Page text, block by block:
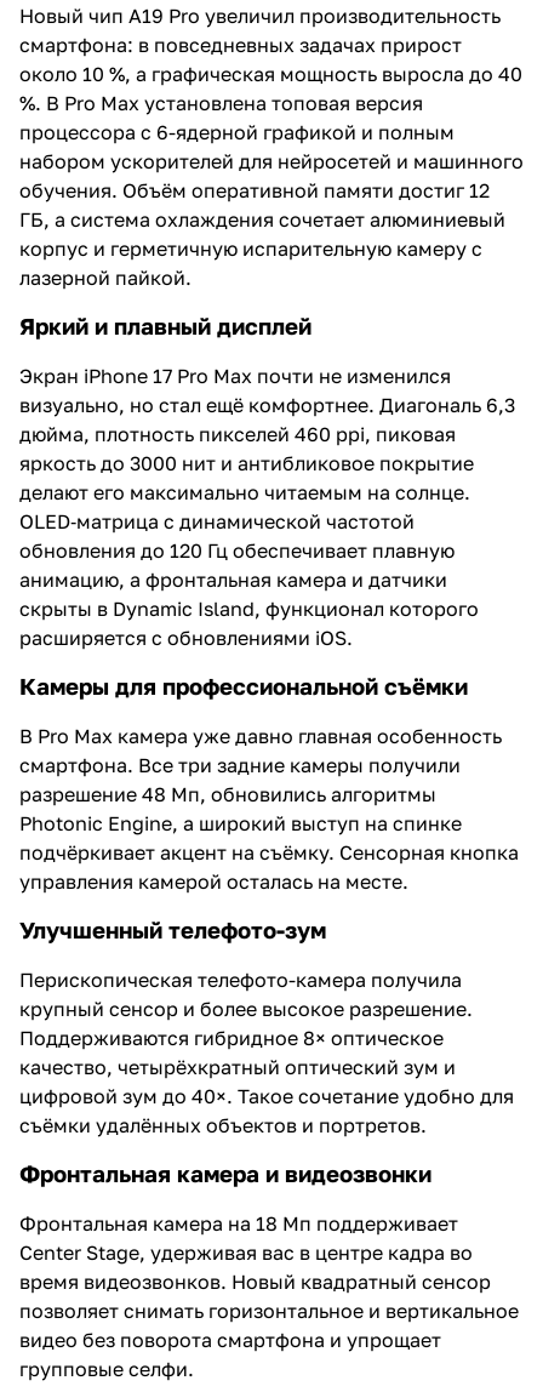
Новый чип A19 Pro увеличил производительность
смартфона: в повседневных задачах прирост
около 10 %, а графическая мощность выросла до 40
%. В Pro Max установлена топовая версия
процессора с 6-ядерной графикой и полным
набором ускорителей для нейросетей и машинного
обучения. Объём оперативной памяти достиг 12
ГБ, а система охлаждения сочетает алюминиевый
корпус и герметичную испарительную камеру с
лазерной пайкой.
Яркий и плавный дисплей
Экран iPhone 17 Pro Max почти не изменился
визуально, но стал ещё комфортнее. Диагональ 6,3
дюйма, плотность пикселей 460 ppi, пиковая
яркость до 3000 нит и антибликовое покрытие
делают его максимально читаемым на солнце.
OLED‑матрица с динамической частотой
обновления до 120 Гц обеспечивает плавную
анимацию, а фронтальная камера и датчики
скрыты в Dynamic Island, функционал которого
расширяется с обновлениями iOS.
Камеры для профессиональной съёмки
В Pro Max камера уже давно главная особенность
смартфона. Все три задние камеры получили
разрешение 48 Мп, обновились алгоритмы
Photonic Engine, а широкий выступ на спинке
подчёркивает акцент на съёмку. Сенсорная кнопка
управления камерой осталась на месте.
Улучшенный телефото-зум
Перископическая телефото-камера получила
крупный сенсор и более высокое разрешение.
Поддерживаются гибридное 8× оптическое
качество, четырёхкратный оптический зум и
цифровой зум до 40×. Такое сочетание удобно для
съёмки удалённых объектов и портретов.
Фронтальная камера и видеозвонки
Фронтальная камера на 18 Мп поддерживает
Center Stage, удерживая вас в центре кадра во
время видеозвонков. Новый квадратный сенсор
позволяет снимать горизонтальное и вертикальное
видео без поворота смартфона и упрощает
групповые селфи.